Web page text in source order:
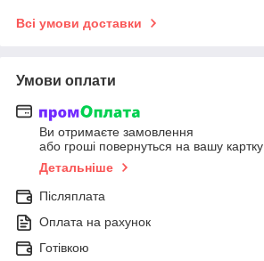
Всі умови доставки
Умови оплати
Ви отримаєте замовлення
або гроші повернуться на вашу картку
Детальніше
Післяплата
Оплата на рахунок
Готівкою